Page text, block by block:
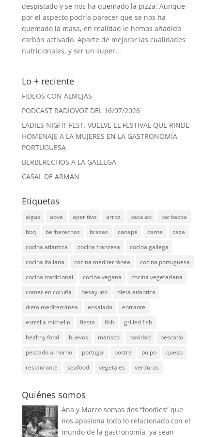
despistado y se nos ha quemado la pizza. Aunque
por el aspecto podría parecer que se nos ha
quemado la masa, en realidad le hemos añadido
carbón activado. Aparte de mejorar las cualidades
nutricionales, y ser un super...
Lo + reciente
FIDEOS CON ALMEJAS
PODCAST RADIOVOZ DEL 16/07/2026
LADIES NIGHT FEST. VUELVE EL FESTIVAL QUE RINDE
HOMENAJE A LA MUJERES EN LA GASTRONOMÍA
PORTUGUESA
BERBERECHOS A LA GALLEGA
CASAL DE ARMÁN
Etiquetas
algas aove aperitivo arroz bacalao
barbacoa
bbq
berberechos brasas canapé carne
caza
cocina atlántica
cocina francesa
cocina gallega
cocina italiana
cocina mediterránea
cocina portuguesa
cocina tradicional
cocina vegana
cocina vegetariana
comer en coruña
desayuno
dieta atlantica
dieta mediterránea
ensalada
entrante
estrella michelin
fiesta fish
grilled fish
healthy food
huevos marisco navidad
pescado
pescado al horno
portugal postre pulpo
queso
restaurante
seafood vegetales verduras
Quiénes somos
Ana y Marco somos dos “foodies” que
nos apasiona todo lo relacionado con el
mundo de la gastronomía, ya sean